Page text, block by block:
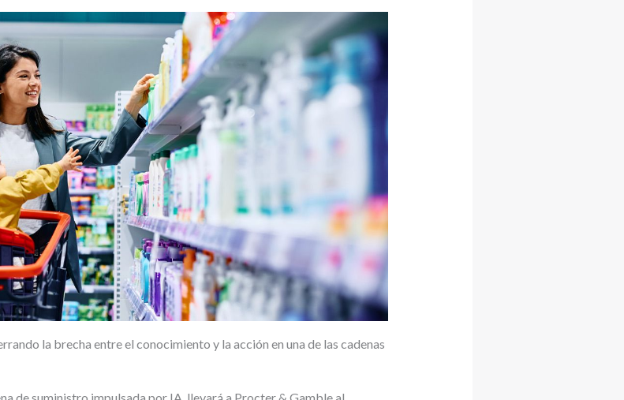
la brecha entre el conocimiento y la acción en una de las cadenas